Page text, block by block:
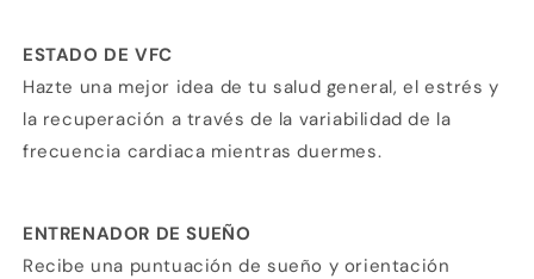
ESTADO DE VFC
Hazte una mejor idea de tu salud general, el estrés y
la recuperación a través de la variabilidad de la
frecuencia cardiaca mientras duermes.
ENTRENADOR DE SUEÑO
Recibe una puntuación de sueño y orientación